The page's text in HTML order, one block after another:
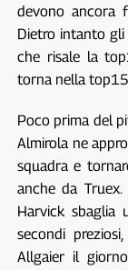
devono ancora
Dietro intanto gli
che risale la
torna nella
Poco prima del
Almirola ne
squadra e
anche da
Harvick sbaglia
secondi
Allgaier il